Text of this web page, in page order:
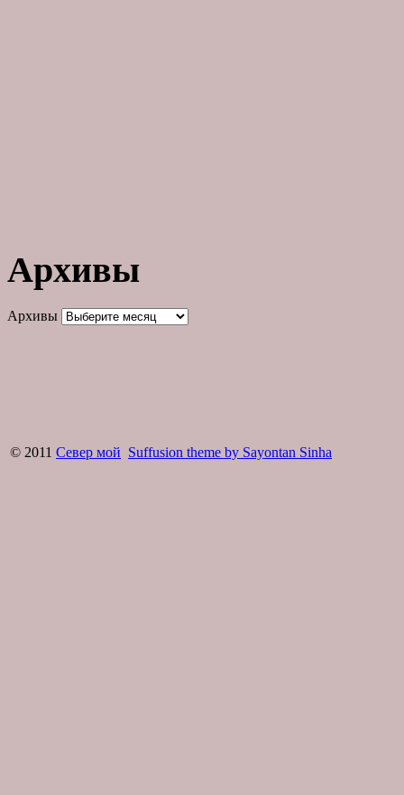
Архивы
Архивы
© 2011 Север мой Suffusion theme by Sayontan Sinha